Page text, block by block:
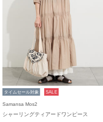
タイムセール対象 SALE
Samansa Mos2
シャーリングティアードワンピース